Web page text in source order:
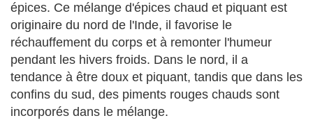
épices. Ce mélange d'épices chaud et piquant est
originaire du nord de l'Inde, il favorise le
réchauffement du corps et à remonter l'humeur
pendant les hivers froids. Dans le nord, il a
tendance à être doux et piquant, tandis que dans les
confins du sud, des piments rouges chauds sont
incorporés dans le mélange.